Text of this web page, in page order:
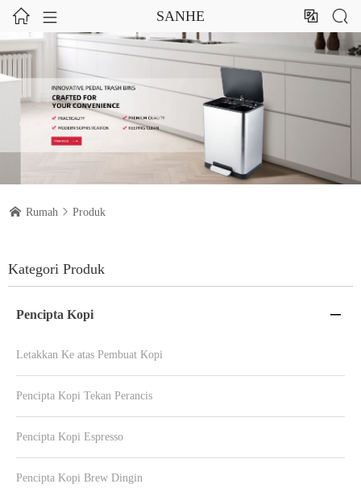
  SANHE  
 Rumah  Produk
Kategori Produk
Pencipta Kopi 
Letakkan Ke atas Pembuat Kopi
Pencipta Kopi Tekan Perancis
Pencipta Kopi Espresso
Pencipta Kopi Brew Dingin